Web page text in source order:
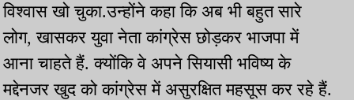
विश्वास खो चुका.उन्होंने कहा कि अब भी बहुत सारे
लोग, खासकर युवा नेता कांग्रेस छोड़कर भाजपा में
आना चाहते हैं. क्योंकि वे अपने सियासी भविष्य के
मद्देनजर खुद को कांग्रेस में असुरक्षित महसूस कर रहे हैं.